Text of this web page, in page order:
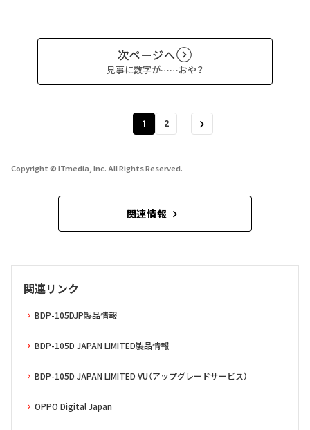
次ページへ
見事に数字が……おや？
1 2
Copyright © ITmedia, Inc. All Rights Reserved.
関連情報
関連リンク
BDP-105DJP製品情報
BDP-105D JAPAN LIMITED製品情報
BDP-105D JAPAN LIMITED VU（アップグレードサービス）
OPPO Digital Japan